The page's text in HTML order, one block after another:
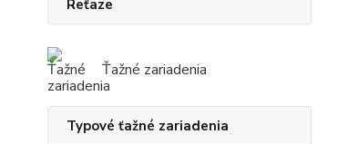
Reťaze
Ťažné zariadenia
Typové ťažné zariadenia